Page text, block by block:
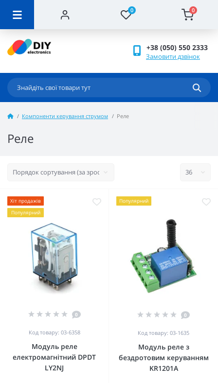
0 0
+38 (050) 550 2333
Замовити дзвінок
Компоненти керування струмом Реле
Реле
Хіт продажів
Популярний
0
Код товару: 03-6358
Модуль реле
електромагнітний DPDT
LY2NJ
Популярний
0
Код товару: 03-1635
Модуль реле з
бездротовим керуванням
KR1201A